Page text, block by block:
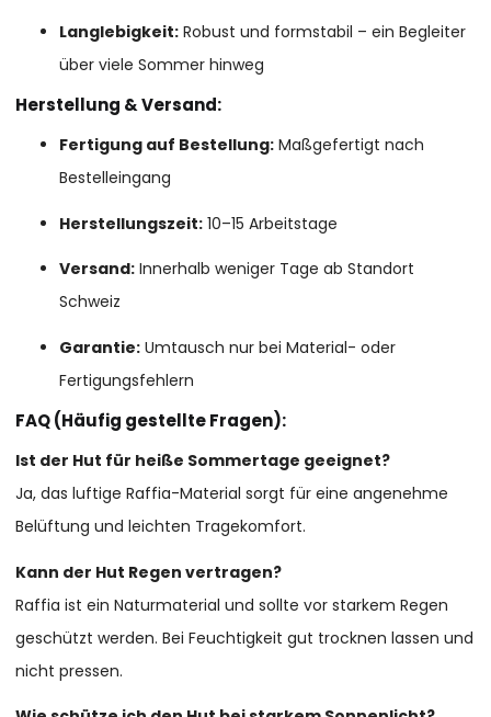
Langlebigkeit: Robust und formstabil – ein Begleiter
über viele Sommer hinweg
Herstellung & Versand:
Fertigung auf Bestellung: Maßgefertigt nach
Bestelleingang
Herstellungszeit: 10–15 Arbeitstage
Versand: Innerhalb weniger Tage ab Standort
Schweiz
Garantie: Umtausch nur bei Material- oder
Fertigungsfehlern
FAQ (Häufig gestellte Fragen):
Ist der Hut für heiße Sommertage geeignet?
Ja, das luftige Raffia-Material sorgt für eine angenehme
Belüftung und leichten Tragekomfort.
Kann der Hut Regen vertragen?
Raffia ist ein Naturmaterial und sollte vor starkem Regen
geschützt werden. Bei Feuchtigkeit gut trocknen lassen und
nicht pressen.